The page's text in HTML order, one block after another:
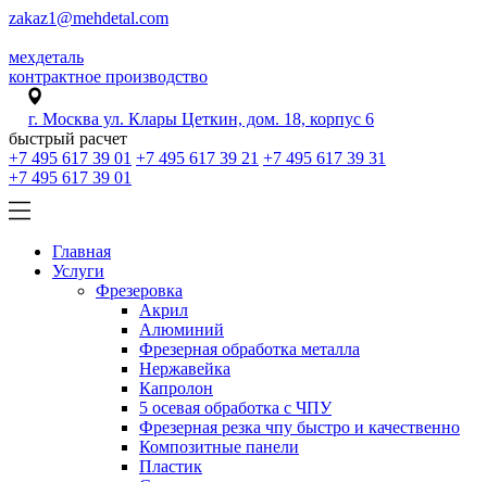
zakaz1@mehdetal.com
мехдеталь
контрактное производство
г. Москва ул. Клары Цеткин, дом. 18, корпус 6
быстрый расчет
+7 495 617 39 01 +7 495 617 39 21 +7 495 617 39 31
+7 495 617 39 01
Главная
Услуги
Фрезеровка
Акрил
Алюминий
Фрезерная обработка металла
Нержавейка
Капролон
5 осевая обработка с ЧПУ
Фрезерная резка чпу быстро и качественно
Композитные панели
Пластик